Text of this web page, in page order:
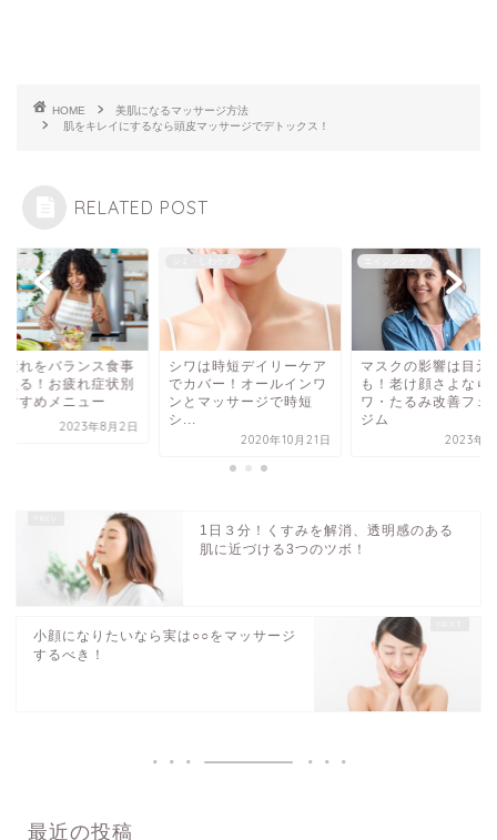
HOME
美肌になるマッサージ方法
肌をキレイにするなら頭皮マッサージでデトックス！
RELATED POST
疲れをバランス食事
える！お疲れ症状別
すすめメニュー
2023年8月2日
シワは時短デイリーケア
でカバー！オールインワ
ンとマッサージで時短
シ...
2020年10月21日
マスクの影響は目元
も！老け顔さよなら
ワ・たるみ改善フェ
ジム
2023年4
1日３分！くすみを解消、透明感のある
肌に近づける3つのツボ！
小顔になりたいなら実は○○をマッサージ
するべき！
最近の投稿